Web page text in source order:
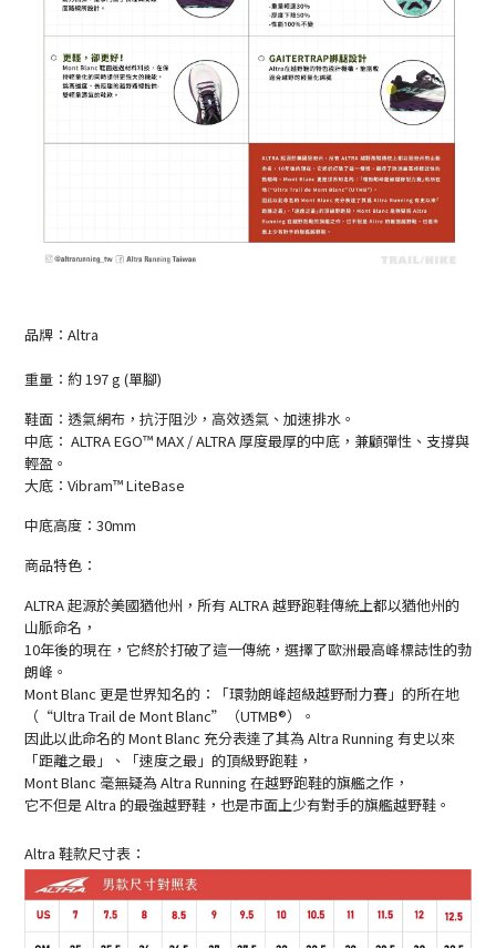
品牌：Altra
重量：約 197 g (單腳)
鞋面：透氣網布，抗汙阻沙，高效透氣、加速排水。
中底： ALTRA EGO™ MAX / ALTRA 厚度最厚的中底，兼顧彈性、支撐與
輕盈。
大底：Vibram™ LiteBase
中底高度：30mm
商品特色：
ALTRA 起源於美國猶他州，所有 ALTRA 越野跑鞋傳統上都以猶他州的
山脈命名，
10年後的現在，它終於打破了這一傳統，選擇了歐洲最高峰標誌性的勃
朗峰。
Mont Blanc 更是世界知名的：「環勃朗峰超級越野耐力賽」的所在地
（“Ultra Trail de Mont Blanc”（UTMB®）。
因此以此命名的 Mont Blanc 充分表達了其為 Altra Running 有史以來
「距離之最」、「速度之最」的頂級野跑鞋，
Mont Blanc 毫無疑為 Altra Running 在越野跑鞋的旗艦之作，
它不但是 Altra 的最強越野鞋，也是市面上少有對手的旗艦越野鞋。
Altra 鞋款尺寸表：